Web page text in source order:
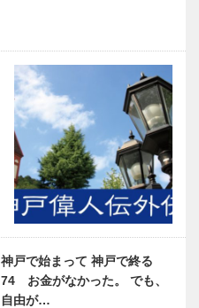
神戸で始まって 神戸で終る
74 お金がなかった。 でも、
自由が…